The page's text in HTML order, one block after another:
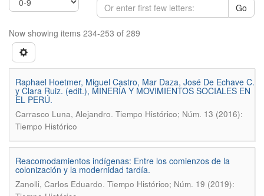
Go
Now showing items 234-253 of 289
Raphael Hoetmer, Miguel Castro, Mar Daza, José De Echave C.
y Clara Ruiz. (edit.), MINERÍA Y MOVIMIENTOS SOCIALES EN
EL PERÚ.
Carrasco Luna, Alejandro. Tiempo Histórico; Núm. 13 (2016):
Tiempo Histórico
Reacomodamientos indígenas: Entre los comienzos de la
colonización y la modernidad tardía.
Zanolli, Carlos Eduardo. Tiempo Histórico; Núm. 19 (2019):